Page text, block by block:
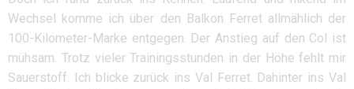
Wechsel komme ich über den Balkon Ferret allmählich der
100-Kilometer-Marke entgegen. Der Anstieg auf den Col ist
mühsam. Trotz vieler Trainingsstunden in der Höhe fehlt mir
Sauerstoff. Ich blicke zurück ins Val Ferret. Dahinter ins Val